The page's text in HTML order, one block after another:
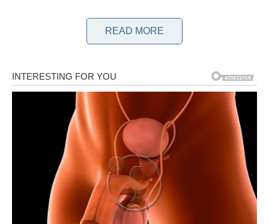
Temelj za kolač: 3 jaja Mali prstohvat soli 150 grama (4/5
šalice) mlijeka 300 grama (2 šalice) brašna 15 grama (3
žličice) ) prašak za pecivo 100 grama (1/2 šalice) suhih
Preljev za kolač:
1 jaje, 100 grama (5 žlica) jogurta, 1 žlica šećera, 1 žlica
kukuruznog škroba i 50 grama svježih ili smrznutih višanja.
KAKO PRIPREMITI OVAJ KOLAČ?
READ MORE